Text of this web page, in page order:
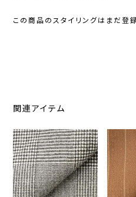
この商品のスタイリングはまだ登
関連アイテム